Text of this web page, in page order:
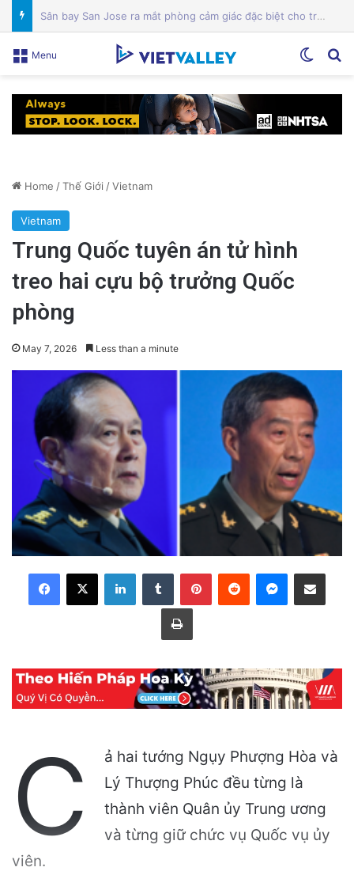
Mỹ lên án Trung Quốc lợi dụng vấn đề môi trường để tăng cường yêu sách Biển Đông
Menu
Home /Thế Giới /Vietnam
Vietnam
Trung Quốc tuyên án tử hình
treo hai cựu bộ trưởng Quốc
phòng
May 7, 2026 Less than a minute
LinkedInTumblr PinterestReddit Messenger
Share via Email
Print
C
ả hai tướng Ngụy Phượng Hòa và
Lý Thượng Phúc đều từng là
thành viên Quân ủy Trung ương
và từng giữ chức vụ Quốc vụ ủy
viên.